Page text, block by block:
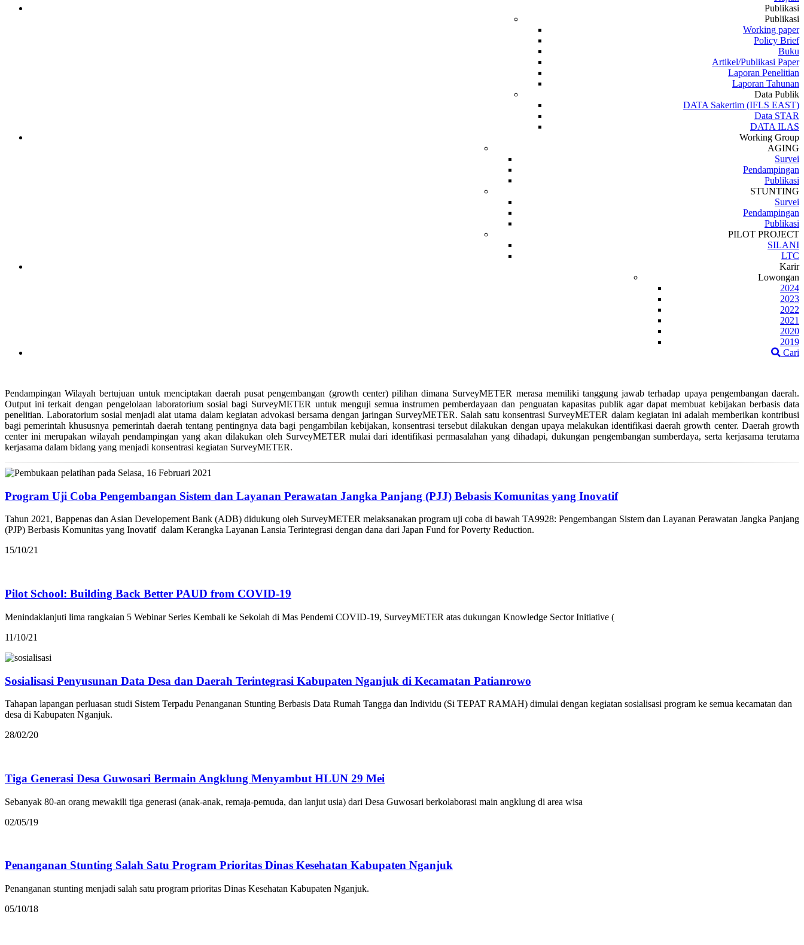
Publikasi
Publikasi
Working paper
Policy Brief
Buku
Artikel/Publikasi Paper
Laporan Penelitian
Laporan Tahunan
Data Publik
DATA Sakertim (IFLS EAST)
Data STAR
DATA ILAS
Working Group
AGING
Survei
Pendampingan
Publikasi
STUNTING
Survei
Pendampingan
Publikasi
PILOT PROJECT
SILANI
LTC
Karir
Lowongan
2024
2023
2022
2021
2020
2019
Cari
Pendampingan Wilayah bertujuan untuk menciptakan daerah pusat pengembangan (growth center) pilihan dimana SurveyMETER merasa memiliki tanggung jawab terhadap upaya pengembangan daerah.
Output ini terkait dengan pengelolaan laboratorium sosial bagi SurveyMETER untuk menguji semua instrumen pemberdayaan dan penguatan kapasitas publik agar dapat membuat kebijakan berbasis data
penelitian. Laboratorium sosial menjadi alat utama dalam kegiatan advokasi bersama dengan jaringan SurveyMETER. Salah satu konsentrasi SurveyMETER dalam kegiatan ini adalah memberikan kontribusi
bagi pemerintah khususnya pemerintah daerah tentang pentingnya data bagi pengambilan kebijakan, konsentrasi tersebut dilakukan dengan upaya melakukan identifikasi daerah growth center. Daerah growth
center ini merupakan wilayah pendampingan yang akan dilakukan oleh SurveyMETER mulai dari identifikasi permasalahan yang dihadapi, dukungan pengembangan sumberdaya, serta kerjasama terutama
kerjasama dalam bidang yang menjadi konsentrasi kegiatan SurveyMETER.
Program Uji Coba Pengembangan Sistem dan Layanan Perawatan Jangka Panjang (PJJ) Bebasis Komunitas yang Inovatif
Tahun 2021, Bappenas dan Asian Developement Bank (ADB) didukung oleh SurveyMETER melaksanakan program uji coba di bawah TA9928: Pengembangan Sistem dan Layanan Perawatan Jangka Panjang
(PJP) Berbasis Komunitas yang Inovatif dalam Kerangka Layanan Lansia Terintegrasi dengan dana dari Japan Fund for Poverty Reduction.
15/10/21
Pilot School: Building Back Better PAUD from COVID-19
Menindaklanjuti lima rangkaian 5 Webinar Series Kembali ke Sekolah di Mas Pendemi COVID-19, SurveyMETER atas dukungan Knowledge Sector Initiative (
11/10/21
Sosialisasi Penyusunan Data Desa dan Daerah Terintegrasi Kabupaten Nganjuk di Kecamatan Patianrowo
Tahapan lapangan perluasan studi Sistem Terpadu Penanganan Stunting Berbasis Data Rumah Tangga dan Individu (Si TEPAT RAMAH) dimulai dengan kegiatan sosialisasi program ke semua kecamatan dan
desa di Kabupaten Nganjuk.
28/02/20
Tiga Generasi Desa Guwosari Bermain Angklung Menyambut HLUN 29 Mei
Sebanyak 80-an orang mewakili tiga generasi (anak-anak, remaja-pemuda, dan lanjut usia) dari Desa Guwosari berkolaborasi main angklung di area wisa
02/05/19
Penanganan Stunting Salah Satu Program Prioritas Dinas Kesehatan Kabupaten Nganjuk
Penanganan stunting menjadi salah satu program prioritas Dinas Kesehatan Kabupaten Nganjuk.
05/10/18